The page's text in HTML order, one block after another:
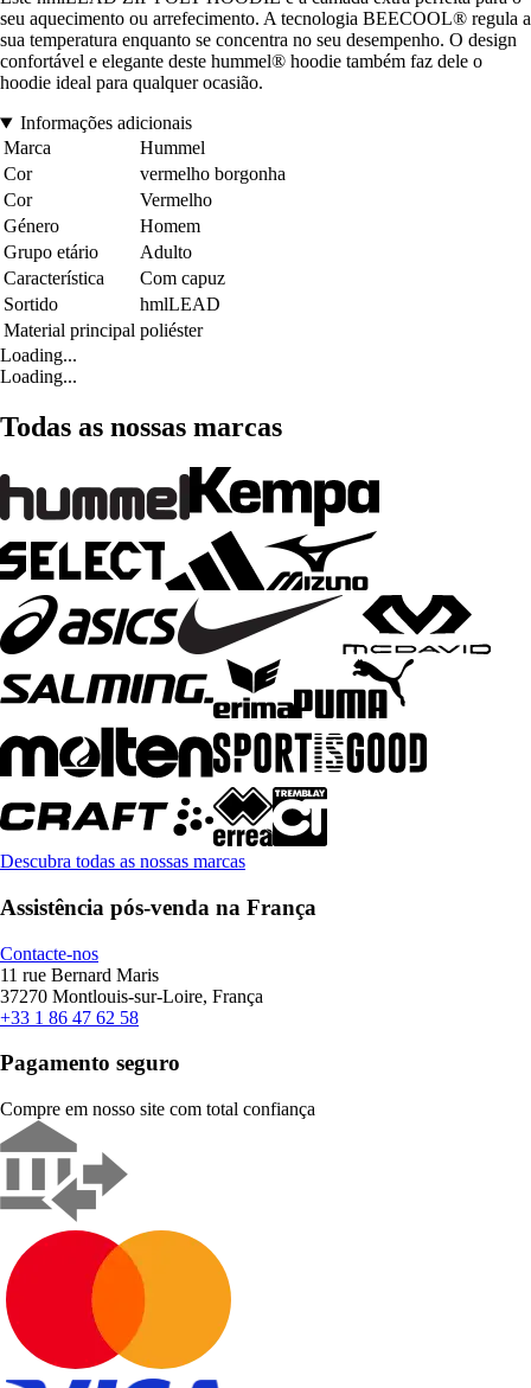
seu aquecimento ou arrefecimento. A tecnologia BEECOOL® regula a
sua temperatura enquanto se concentra no seu desempenho. O design
confortável e elegante deste hummel® hoodie também faz dele o
hoodie ideal para qualquer ocasião.
Informações adicionais
Marca
Hummel
Cor
vermelho borgonha
Cor
Vermelho
Género
Homem
Grupo etário
Adulto
Característica
Com capuz
Sortido
hmlLEAD
Material principal poliéster
Loading...
Loading...
Todas as nossas marcas
Descubra todas as nossas marcas
Assistência pós-venda na França
Contacte-nos
11 rue Bernard Maris
37270 Montlouis-sur-Loire, França
+33 1 86 47 62 58
Pagamento seguro
Compre em nosso site com total confiança